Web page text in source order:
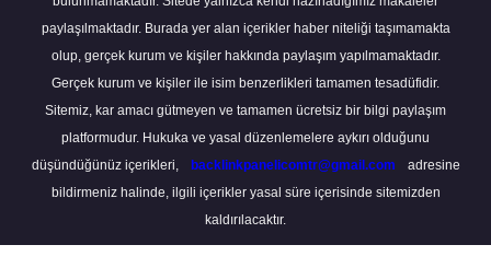
paylaşılmaktadır. Burada yer alan içerikler haber niteliği taşımamakta
olup, gerçek kurum ve kişiler hakkında paylaşım yapılmamaktadır.
Gerçek kurum ve kişiler ile isim benzerlikleri tamamen tesadüfidir.
Sitemiz, kar amacı gütmeyen ve tamamen ücretsiz bir bilgi paylaşım
platformudur. Hukuka ve yasal düzenlemelere aykırı olduğunu
düşündüğünüz içerikleri,
backlinkpanelicomtr@gmail.com
adresine
bildirmeniz halinde, ilgili içerikler yasal süre içerisinde sitemizden
kaldırılacaktır.